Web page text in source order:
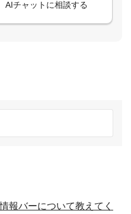
AIチャットに相談する
報バーについて教えてく